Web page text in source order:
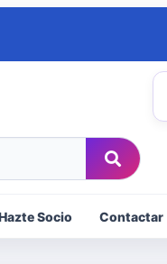
Socio Contactar